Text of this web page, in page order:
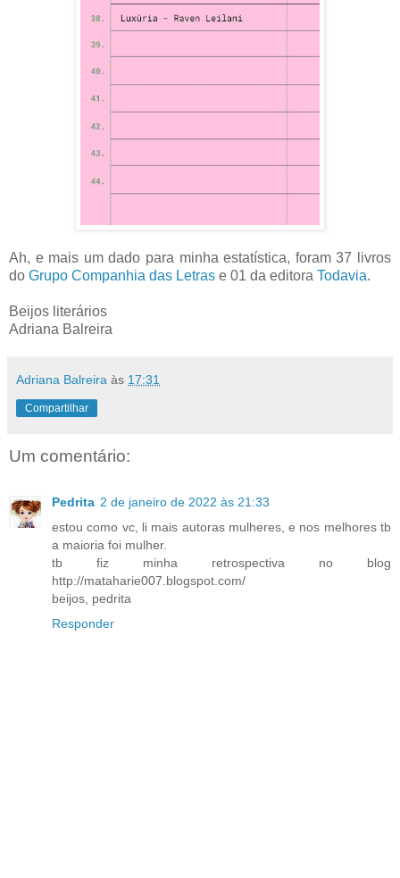
Ah, e mais um dado para minha estatística, foram 37 livros
do Grupo Companhia das Letras e 01 da editora Todavia.
Beijos literários
Adriana Balreira
Adriana Balreira às 17:31
Compartilhar
Um comentário:
Pedrita 2 de janeiro de 2022 às 21:33
estou como vc, li mais autoras mulheres, e nos melhores tb
a maioria foi mulher.
tb fiz minha retrospectiva no blog
http://mataharie007.blogspot.com/
beijos, pedrita
Responder